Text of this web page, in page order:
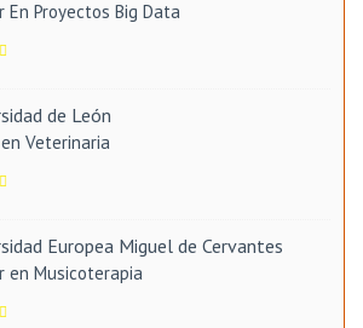
En Proyectos Big Data
de León
Veterinaria
Europea Miguel de Cervantes
en Musicoterapia